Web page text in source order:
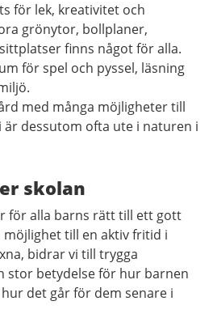
för lek, kreativitet och
grönytor, bollplaner,
finns något för alla.
för spel och pyssel, läsning
med många möjligheter till
är dessutom ofta ute i naturen i
skolan
för alla barns rätt till ett gott
möjlighet till en aktiv fritid i
bidrar vi till trygga
stor betydelse för hur barnen
det går för dem senare i